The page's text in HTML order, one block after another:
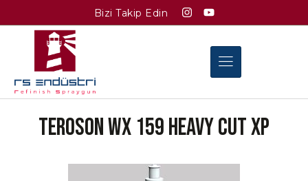
Bizi Takip Edin
TEROSON WX 159 HEAVY CUT XP